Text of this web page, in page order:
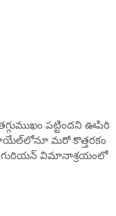
పట్టిందని ఊపిరి
మరో కొత్తరకం
గురియన్ విమానాశ్రయంలో